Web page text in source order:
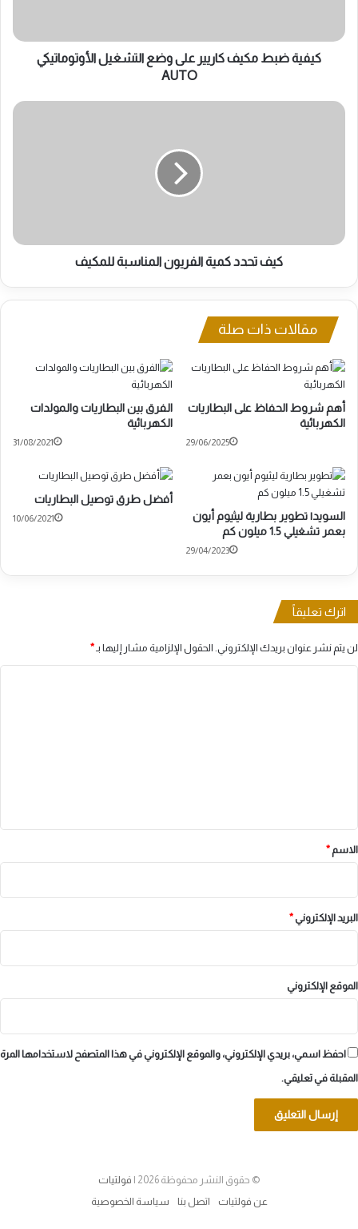
AUTO
كيفية ضبط مكيف كاريير على وضع التشغيل الأوتوماتيكي
AUTO
كيف
كيف تحدد كمية الفريون المناسبة للمكيف
مقالات ذات صلة
الفرق بين البطاريات والمولدات
الكهربائية
31/08/2021
أهم شروط الحفاظ على البطاريات
الكهربائية
29/06/2025
أفضل طرق توصيل البطاريات
10/06/2021
السويد| تطوير بطارية ليثيوم أيون
بعمر تشغيلي 1.5 ميلون كم
29/04/2023
اترك تعليقاً
لن يتم نشر عنوان بريدك الإلكتروني. الحقول الإلزامية مشار إليها بـ *
*
الاسم *
البريد الإلكتروني*
الموقع الإلكتروني
احفظ اسمي، بريدي الإلكتروني، والموقع الإلكتروني في هذا المتصفح لاستخدامها المرة
المقبلة في تعليقي.
© حقوق النشر محفوظة 2026 |
فولتيات
عن فولتيات
اتصل بنا سياسة الخصوصية